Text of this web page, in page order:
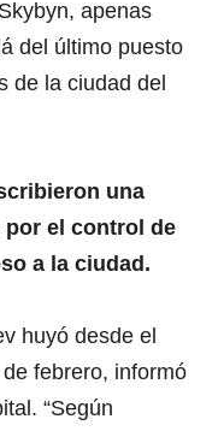
apenas
del último puesto
de la ciudad del
una
por el control de
a la ciudad.
huyó desde el
febrero, informó
“Según